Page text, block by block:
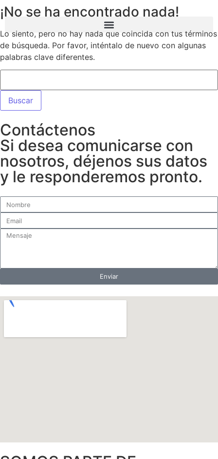
¡No se ha encontrado nada!
Lo siento, pero no hay nada que coincida con tus términos
de búsqueda. Por favor, inténtalo de nuevo con algunas
palabras clave diferentes.
Contáctenos
Si desea comunicarse con
nosotros, déjenos sus datos
y le responderemos pronto.
Enviar